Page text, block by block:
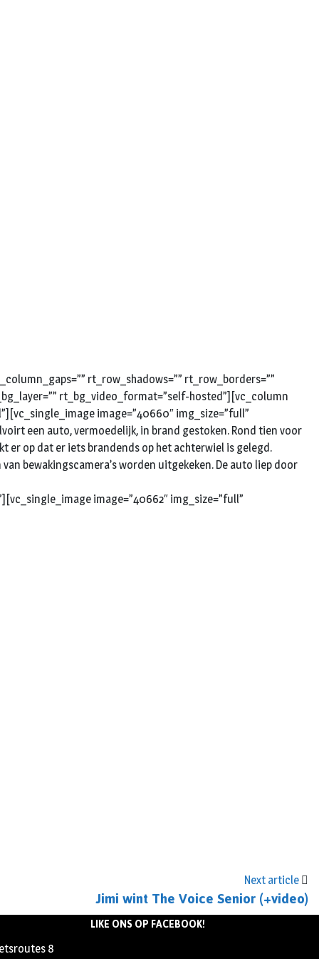
rt_row_shadows=”” rt_row_borders=””
rt_bg_video_format=”self-hosted”][vc_column
image=”40660″ img_size=”full”
een auto, vermoedelijk, in brand gestoken. Rond tien voor
er op dat er iets brandends op het achterwiel is gelegd.
bewakingscamera’s worden uitgekeken. De auto liep door
image=”40662″ img_size=”full”
Next article
Jimi wint The Voice Senior (+video)
8
LIKE ONS OP FACEBOOK!